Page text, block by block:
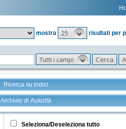
mostra
25 risultati per
Tutti i campi
Ricerca su indici
Archivio di Autorità
Tutto +
Seleziona/Deseleziona tutto